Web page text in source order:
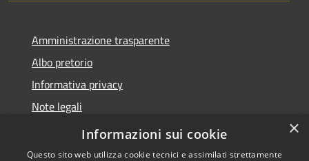
Amministrazione trasparente
Albo pretorio
Informativa privacy
Note legali
Dichiarazione di accessibilità
×
Informazioni sui cookie
Questo sito web utilizza cookie tecnici e assimilati strettamente